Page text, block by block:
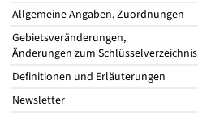
Allgemeine Angaben, Zuordnungen
Gebietsveränderungen,
Änderungen zum Schlüsselverzeichnis
Definitionen und Erläuterungen
Newsletter